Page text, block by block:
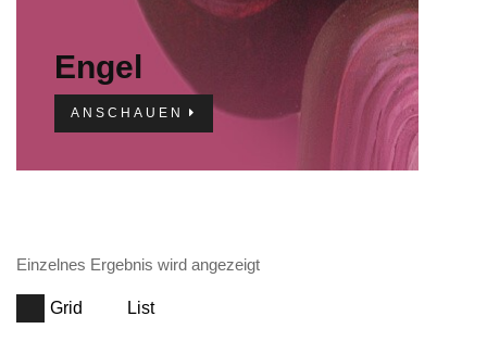
Engel
ANSCHAUEN
Einzelnes Ergebnis wird angezeigt
Grid List